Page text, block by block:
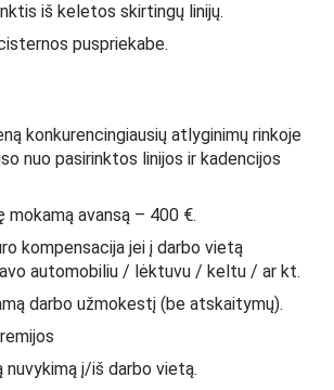
iš keletos skirtingų linijų.
puspriekabe.
konkurencingiausių atlyginimų rinkoje
nuo pasirinktos linijos ir kadencijos
mokamą avansą – 400 €.
kompensacija jei į darbo vietą
automobiliu / lėktuvu / keltu / ar kt.
darbo užmokestį (be atskaitymų).
nuvykimą į/iš darbo vietą.